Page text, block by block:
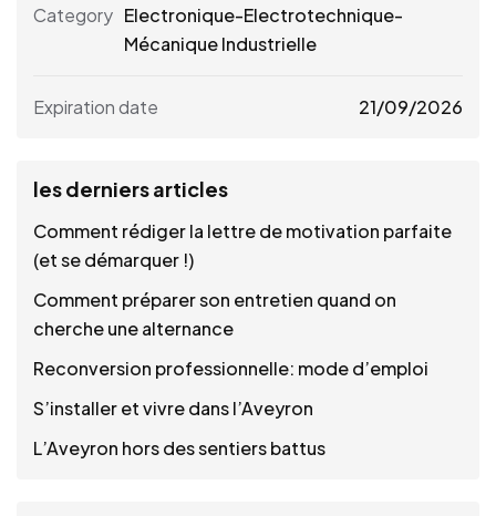
Category Electronique-Electrotechnique-
Mécanique Industrielle
Expiration date 21/09/2026
les derniers articles
Comment rédiger la lettre de motivation parfaite
(et se démarquer !)
Comment préparer son entretien quand on
cherche une alternance
Reconversion professionnelle: mode d’emploi
S’installer et vivre dans l’Aveyron
L’Aveyron hors des sentiers battus